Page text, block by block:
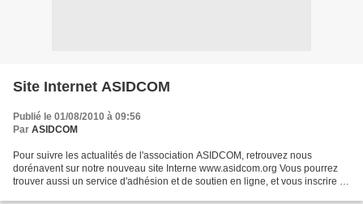
Site Internet ASIDCOM
Publié le 01/08/2010 à 09:56
Par ASIDCOM
Pour suivre les actualités de l'association ASIDCOM, retrouvez nous
dorénavent sur notre nouveau site Interne www.asidcom.org Vous pourrez
trouver aussi un service d'adhésion et de soutien en ligne, et vous inscrire à